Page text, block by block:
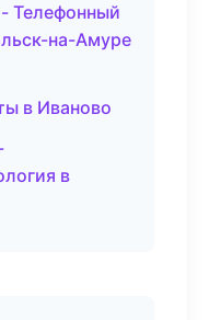
Телефонный
на-Амуре
в Иваново
в